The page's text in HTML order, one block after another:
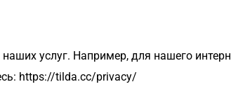
услуг. Например, для нашего
https://tilda.cc/privacy/